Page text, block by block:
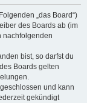
„das Board“)
des Boards ab (im
nachfolgenden
bist, so darfst du
Boards gelten
und kann
gekündigt